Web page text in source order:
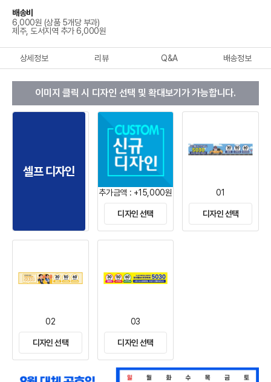
배송비
6,000원 (상품 5개당 부과)
제주, 도서지역 추가 6,000원
상세정보 리뷰 Q&A 배송정보
이미지 클릭 시 디자인 선택 및 확대보기가 가능합니다.
셀프 디자인
추가금액 : +15,000원
디자인 선택
01
디자인 선택
02
디자인 선택
03
디자인 선택